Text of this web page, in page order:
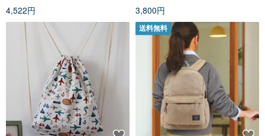
4,522円
3,800円
送料無料